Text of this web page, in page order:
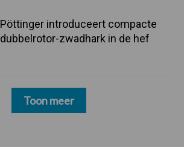
Pöttinger introduceert compacte
dubbelrotor-zwadhark in de hef
Toon meer